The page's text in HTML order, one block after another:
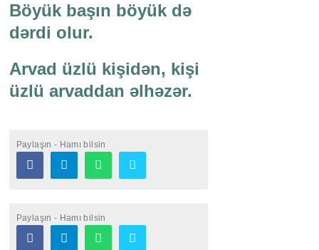
Böyük başın böyük də
dərdi olur.
Arvad üzlü kişidən, kişi
üzlü arvaddan əlhəzər.
Paylaşın - Hamı bilsin
Paylaşın - Hamı bilsin